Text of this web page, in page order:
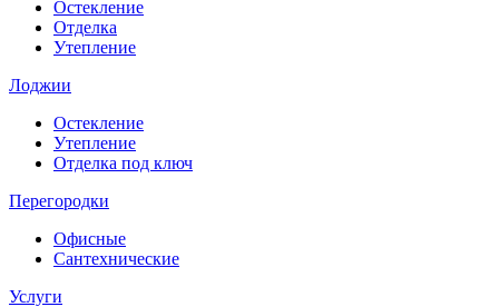
Остекление
Отделка
Утепление
Лоджии
Остекление
Утепление
Отделка под ключ
Перегородки
Офисные
Сантехнические
Услуги